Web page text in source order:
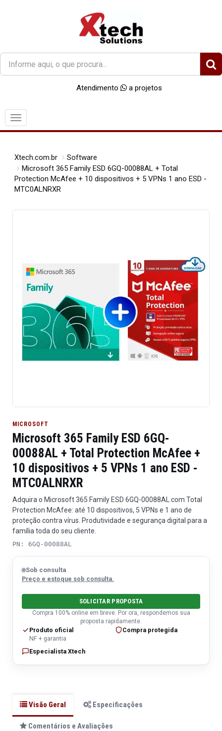
O
que
você
Atendimento a projetos
Menu
Xtech.com.br
Software
Microsoft 365 Family ESD 6GQ-00088AL + Total
Protection McAfee + 10 dispositivos + 5 VPNs 1 ano ESD -
MTC0ALNRXR
MICROSOFT
Microsoft 365 Family ESD 6GQ-
00088AL + Total Protection McAfee +
10 dispositivos + 5 VPNs 1 ano ESD -
MTC0ALNRXR
Adquira o Microsoft 365 Family ESD 6GQ-00088AL com Total
Protection McAfee: até 10 dispositivos, 5 VPNs e 1 ano de
proteção contra vírus. Produtividade e segurança digital para a
família toda do seu cliente.
PN: 6GQ-00088AL
Sob consulta
Preço e estoque sob consulta.
SOLICITAR PROPOSTA
Compra 100% online em breve. Por ora, respondemos sua
proposta rapidamente.
Produto oficial
NF + garantia
Compra protegida
Especialista Xtech
Visão Geral Especificações
Comentários e Avaliações